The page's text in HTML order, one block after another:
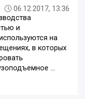
06.12.2017, 13:36
и
на
в которых
...